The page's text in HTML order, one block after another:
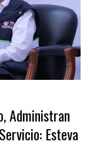
Administran
Esteva